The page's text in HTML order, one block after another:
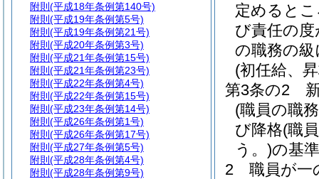
定めると
び責任の
の職務の
(初任給、
第3条の2
(職員の職
び降格(職
う。)の基
2
職員が一
附則 (平成18年条例第140号)
附則 (平成19年条例第5号)
附則 (平成19年条例第21号)
附則 (平成20年条例第3号)
附則 (平成21年条例第15号)
附則 (平成21年条例第23号)
附則 (平成22年条例第4号)
附則 (平成22年条例第15号)
附則 (平成23年条例第14号)
附則 (平成26年条例第1号)
附則 (平成26年条例第17号)
附則 (平成27年条例第5号)
附則 (平成28年条例第4号)
附則 (平成28年条例第9号)